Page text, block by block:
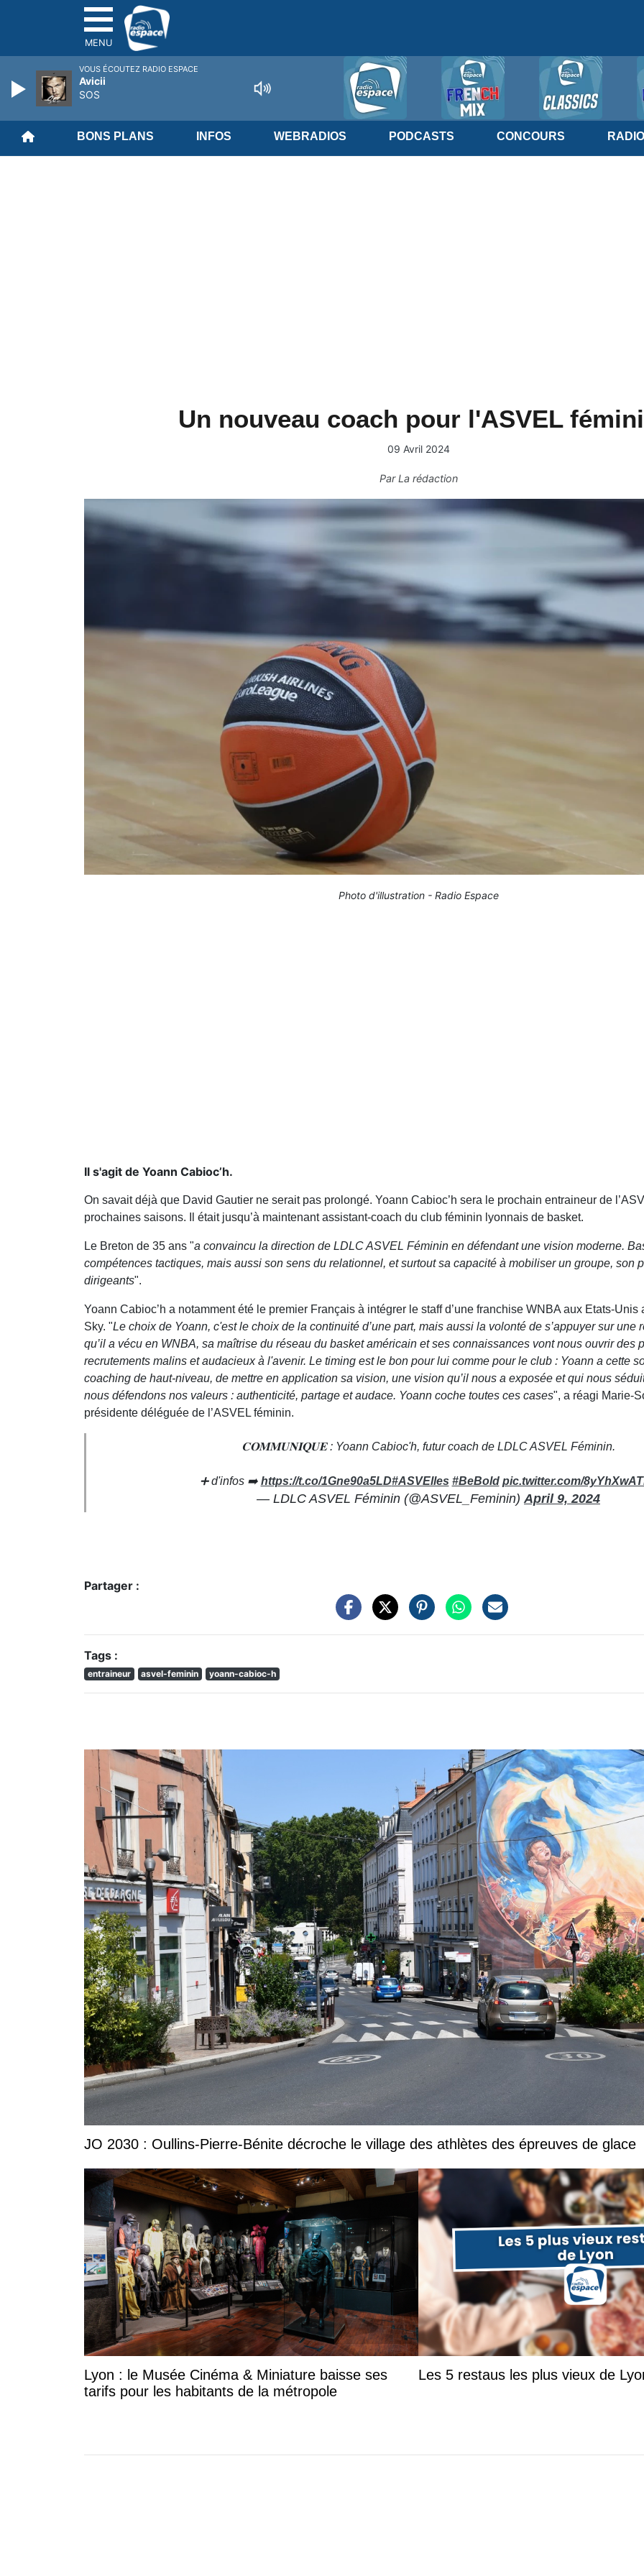
MENU
BONS PLANS INFOS WEBRADIOS PODCASTS CONCOURS RADIO
Un nouveau coach pour l'ASVEL
09 Avril 2024
ParLa rédaction
Photo d'illustration - Radio Espace
Il s'agit de Yoann Cabioc’h.
On savait déjà que David Gautier ne serait pas prolongé. Yoann Cabioc’h sera le prochain entraineur de
prochaines saisons. Il était jusqu’à maintenant assistant-coach du club féminin lyonnais de basket.
Le Breton de 35 ans "a convaincu la direction de LDLC ASVEL Féminin en défendant une vision moderne.
compétences tactiques, mais aussi son sens du relationnel, et surtout sa capacité à mobiliser un groupe, son
dirigeants".
Yoann Cabioc’h a notamment été le premier Français à intégrer le staff d’une franchise WNBA aux Etats-
Sky. "Le choix de Yoann, c'est le choix de la continuité d’une part, mais aussi la volonté de s’appuyer sur une
qu’il a vécu en WNBA, sa maîtrise du réseau du basket américain et ses connaissances vont nous ouvrir des
recrutements malins et audacieux à l'avenir. Le timing est le bon pour lui comme pour le club : Yoann a cette
coaching de haut-niveau, de mettre en application sa vision, une vision qu’il nous a exposée et qui nous
nous défendons nos valeurs : authenticité, partage et audace. Yoann coche toutes ces cases", a réagi Marie-
présidente déléguée de l’ASVEL féminin.
𝐂𝐎𝐌𝐌𝐔𝐍𝐈𝐐𝐔𝐄 : Yoann Cabioc'h, futur coach de LDLC ASVEL Féminin.
➕ d'infos ➡️ https://t.co/1Gne90a5LD#ASVElles #BeBold pic.twitter.com/
— LDLC ASVEL Féminin (@ASVEL_Feminin)April 9, 2024
Partager :
Tags :
entraineur asvel-feminin yoann-cabioc-h
JO 2030 : Oullins-Pierre-Bénite décroche le village des athlètes des épreuves de glace
Lyon : le Musée Cinéma & Miniature baisse ses
tarifs pour les habitants de la métropole
Les 5 restaus les plus vieux de
VOUS ÉCOUTEZ RADIO ESPACE
Avicii
SOS